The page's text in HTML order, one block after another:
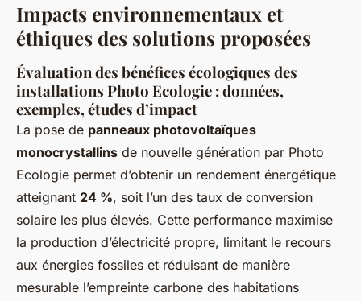
Impacts environnementaux et
éthiques des solutions proposées
Évaluation des bénéfices écologiques des
installations Photo Ecologie : données,
exemples, études d’impact
La pose de panneaux photovoltaïques
monocrystallins de nouvelle génération par Photo
Ecologie permet d’obtenir un rendement énergétique
atteignant 24 %, soit l’un des taux de conversion
solaire les plus élevés. Cette performance maximise
la production d’électricité propre, limitant le recours
aux énergies fossiles et réduisant de manière
mesurable l’empreinte carbone des habitations